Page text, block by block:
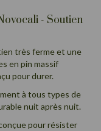
- Soutien
très ferme et une
en pin massif
pour durer.
à tous types de
nuit après nuit.
pour résister